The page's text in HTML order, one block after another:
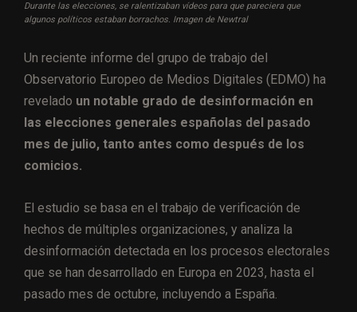
Durante las elecciones, se ralentizaban vídeos para que pareciera que
algunos políticos estaban borrachos. Imagen de Newtral
Un reciente informe del grupo de trabajo del
Observatorio Europeo de Medios Digitales (EDMO) ha
revelado un notable grado de desinformación en
las elecciones generales españolas del pasado
mes de julio, tanto antes como después de los
comicios.
El estudio se basa en el trabajo de verificación de
hechos de múltiples organizaciones, y analiza la
desinformación detectada en los procesos electorales
que se han desarrollado en Europa en 2023, hasta el
pasado mes de octubre, incluyendo a España.